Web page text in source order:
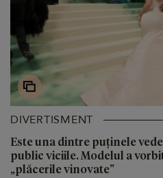
DIVERTISMENT
Este una dintre puținele
public viciile. Modelul a
„plăcerile vinovate”